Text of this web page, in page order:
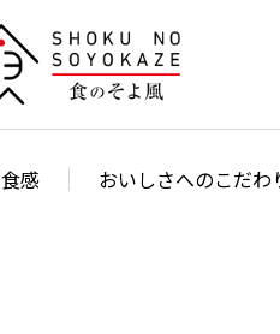
感 おいしさへのこだわ